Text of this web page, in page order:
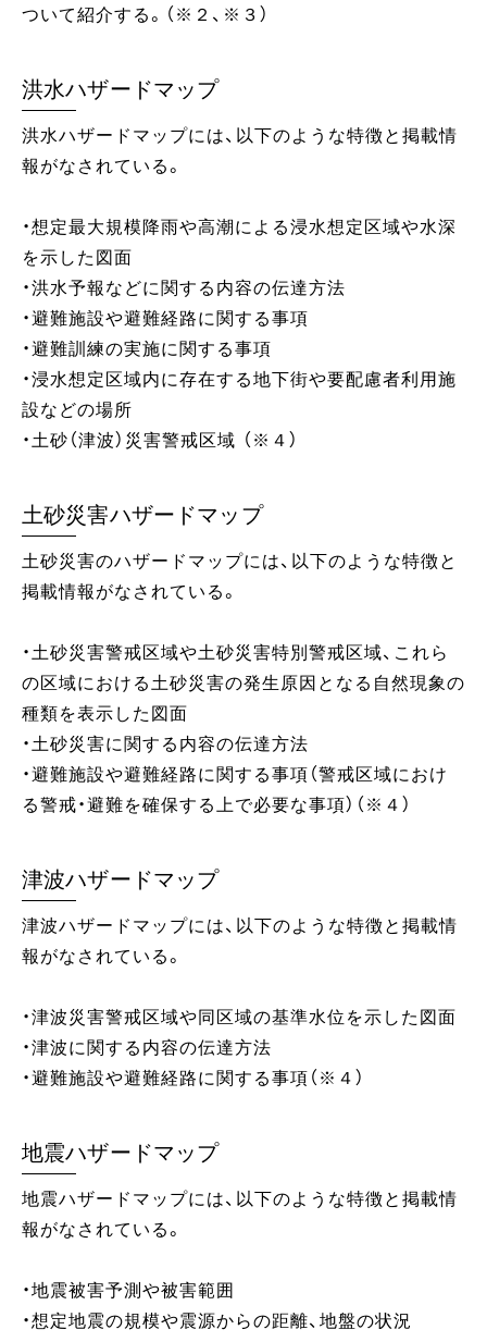
ついて紹介する。（※２、※３）
洪水ハザードマップ
洪水ハザードマップには、以下のような特徴と掲載情
報がなされている。
・想定最大規模降雨や高潮による浸水想定区域や水深
を示した図面
・洪水予報などに関する内容の伝達方法
・避難施設や避難経路に関する事項
・避難訓練の実施に関する事項
・浸水想定区域内に存在する地下街や要配慮者利用施
設などの場所
・土砂（津波）災害警戒区域 （※４）
土砂災害ハザードマップ
土砂災害のハザードマップには、以下のような特徴と
掲載情報がなされている。
・土砂災害警戒区域や土砂災害特別警戒区域、これら
の区域における土砂災害の発生原因となる自然現象の
種類を表示した図面
・土砂災害に関する内容の伝達方法
・避難施設や避難経路に関する事項（警戒区域におけ
る警戒・避難を確保する上で必要な事項）（※４）
津波ハザードマップ
津波ハザードマップには、以下のような特徴と掲載情
報がなされている。
・津波災害警戒区域や同区域の基準水位を示した図面
・津波に関する内容の伝達方法
・避難施設や避難経路に関する事項（※４）
地震ハザードマップ
地震ハザードマップには、以下のような特徴と掲載情
報がなされている。
・地震被害予測や被害範囲
・想定地震の規模や震源からの距離、地盤の状況